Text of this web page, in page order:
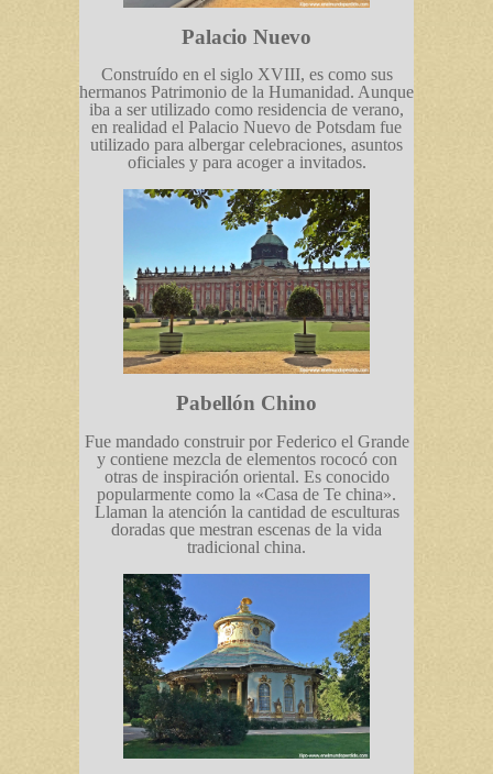
Palacio Nuevo
Construído en el siglo XVIII, es como sus
hermanos Patrimonio de la Humanidad. Aunque
iba a ser utilizado como residencia de verano,
en realidad el Palacio Nuevo de Potsdam fue
utilizado para albergar celebraciones, asuntos
oficiales y para acoger a invitados.
Pabellón Chino
Fue mandado construir por Federico el Grande
y contiene mezcla de elementos rococó con
otras de inspiración oriental. Es conocido
popularmente como la «Casa de Te china».
Llaman la atención la cantidad de esculturas
doradas que mestran escenas de la vida
tradicional china.